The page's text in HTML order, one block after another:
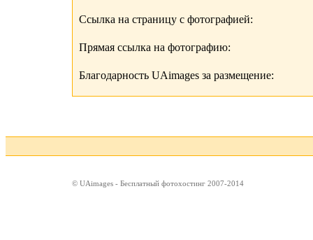
Ссылка на страницу с фотографией:
Прямая ссылка на фотографию:
Благодарность UAimages за размещение:
© UAimages - Бесплатный фотохостинг 2007-2014